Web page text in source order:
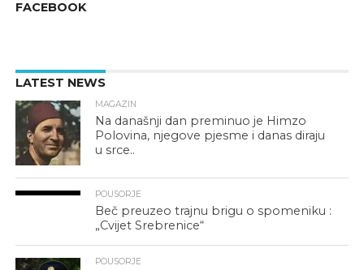
FACEBOOK
LATEST NEWS
MAGAZIN
Na današnji dan preminuo je Himzo
Polovina, njegove pjesme i danas diraju
u srce..
POUSORJE
Beč preuzeo trajnu brigu o spomeniku :
„Cvijet Srebrenice“
POUSORJE